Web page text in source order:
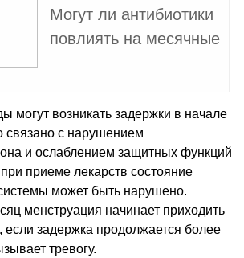
Могут ли антибиотики
повлиять на месячные
могут возникать задержки в начале
связано с нарушением
и ослаблением защитных функций
приеме лекарств состояние
может быть нарушено.
менструация начинает приходить
задержка продолжается более
тревогу.